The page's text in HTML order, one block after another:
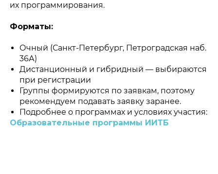
их программирования.
Форматы:
Очный (Санкт-Петербург, Петроградская наб.
36А)
Дистанционный и гибридный — выбираются
при регистрации
Группы формируются по заявкам, поэтому
рекомендуем подавать заявку заранее.
Подробнее о программах и условиях участия:
Образовательные программы ИИТБ